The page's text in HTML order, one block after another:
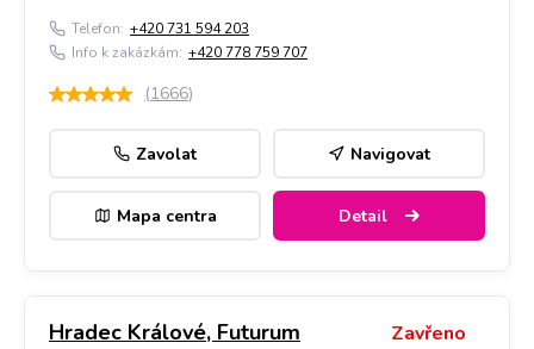
Telefon: +420 731 594 203
Info k zakázkám: +420 778 759 707
(1666)
Zavolat Navigovat
Mapa centra Detail
Hradec Králové, Futurum Zavřeno